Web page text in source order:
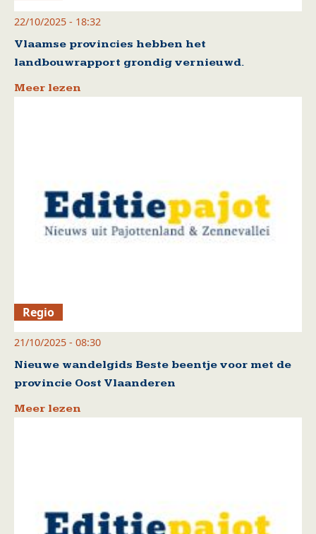
22/10/2025 - 18:32
Vlaamse provincies hebben het
landbouwrapport grondig vernieuwd.
Meer lezen
Regio
21/10/2025 - 08:30
Nieuwe wandelgids Beste beentje voor met de
provincie Oost Vlaanderen
Meer lezen